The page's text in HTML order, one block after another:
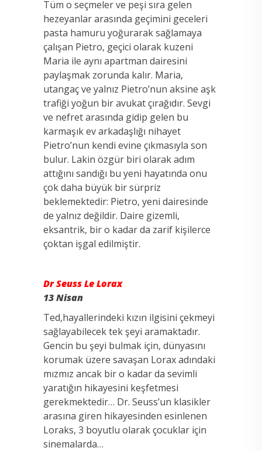
Tüm o seçmeler ve peşi sıra gelen
hezeyanlar arasında geçimini geceleri
pasta hamuru yoğurarak sağlamaya
çalışan Pietro, geçici olarak kuzeni
Maria ile aynı apartman dairesini
paylaşmak zorunda kalır. Maria,
utangaç ve yalnız Pietro’nun aksine aşk
trafiği yoğun bir avukat çırağıdır. Sevgi
ve nefret arasında gidip gelen bu
karmaşık ev arkadaşlığı nihayet
Pietro’nun kendi evine çıkmasıyla son
bulur. Lakin özgür biri olarak adım
attığını sandığı bu yeni hayatında onu
çok daha büyük bir sürpriz
beklemektedir: Pietro, yeni dairesinde
de yalnız değildir. Daire gizemli,
eksantrik, bir o kadar da zarif kişilerce
çoktan işgal edilmiştir.
Dr Seuss Le Lorax
13 Nisan
Ted,hayallerindeki kızın ilgisini çekmeyi
sağlayabilecek tek şeyi aramaktadır.
Gencin bu şeyi bulmak için, dünyasını
korumak üzere savaşan Lorax adındaki
mızmız ancak bir o kadar da sevimli
yaratığın hikayesini keşfetmesi
gerekmektedir… Dr. Seuss’un klasikler
arasına giren hikayesinden esinlenen
Loraks, 3 boyutlu olarak çocuklar için
sinemalarda…